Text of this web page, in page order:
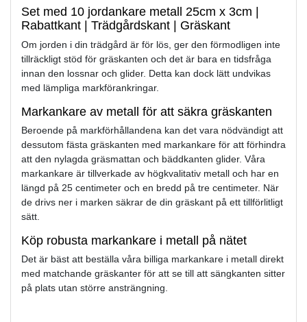
Set med 10 jordankare metall 25cm x 3cm |
Rabattkant | Trädgårdskant | Gräskant
Om jorden i din trädgård är för lös, ger den förmodligen inte
tillräckligt stöd för gräskanten och det är bara en tidsfråga
innan den lossnar och glider. Detta kan dock lätt undvikas
med lämpliga markförankringar.
Markankare av metall för att säkra gräskanten
Beroende på markförhållandena kan det vara nödvändigt att
dessutom fästa gräskanten med markankare för att förhindra
att den nylagda gräsmattan och bäddkanten glider. Våra
markankare är tillverkade av högkvalitativ metall och har en
längd på 25 centimeter och en bredd på tre centimeter. När
de drivs ner i marken säkrar de din gräskant på ett tillförlitligt
sätt.
Köp robusta markankare i metall på nätet
Det är bäst att beställa våra billiga markankare i metall direkt
med matchande gräskanter för att se till att sängkanten sitter
på plats utan större ansträngning.